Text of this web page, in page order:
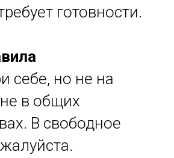
готовности.
себе, но не на
в общих
В свободное